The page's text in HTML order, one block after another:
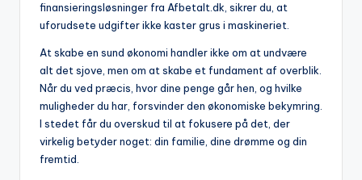
finansieringsløsninger fra Afbetalt.dk, sikrer du, at
uforudsete udgifter ikke kaster grus i maskineriet.
At skabe en sund økonomi handler ikke om at undvære
alt det sjove, men om at skabe et fundament af overblik.
Når du ved præcis, hvor dine penge går hen, og hvilke
muligheder du har, forsvinder den økonomiske bekymring.
I stedet får du overskud til at fokusere på det, der
virkelig betyder noget: din familie, dine drømme og din
fremtid.